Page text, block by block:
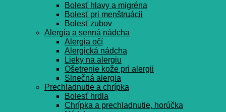
Bolesť hlavy a migréna
Bolesť pri menštruácii
Bolesť zubov
Alergia a senná nádcha
Alergia očí
Alergická nádcha
Lieky na alergiu
Ošetrenie kože pri alergii
Slnečná alergia
Prechladnutie a chrípka
Bolesť hrdla
Chrípka a prechladnutie, horúčka